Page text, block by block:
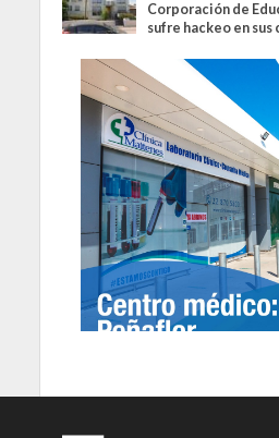
Corporación de
sufre hackeo en